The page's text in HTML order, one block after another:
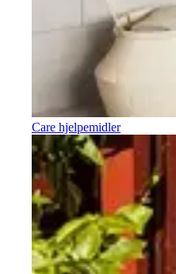
Care hjelpemidler